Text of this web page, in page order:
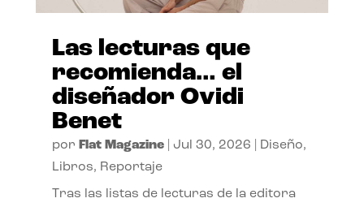
Las lecturas que
recomienda… el
diseñador Ovidi
Benet
por Flat Magazine| Jul 30, 2026 Diseño,
Libros, Reportaje
Tras las listas de lecturas de la editora